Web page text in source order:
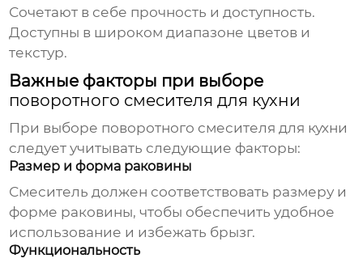
Сочетают в себе прочность и доступность.
Доступны в широком диапазоне цветов и
текстур.
Важные факторы при выборе
поворотного смесителя для кухни
При выборе поворотного смесителя для кухни
следует учитывать следующие факторы:
Размер и форма раковины
Смеситель должен соответствовать размеру и
форме раковины, чтобы обеспечить удобное
использование и избежать брызг.
Функциональность